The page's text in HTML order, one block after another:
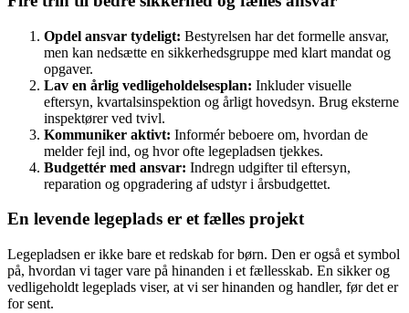
Opdel ansvar tydeligt: Bestyrelsen har det formelle ansvar,
men kan nedsætte en sikkerhedsgruppe med klart mandat og
opgaver.
Lav en årlig vedligeholdelsesplan: Inkluder visuelle
eftersyn, kvartalsinspektion og årligt hovedsyn. Brug eksterne
inspektører ved tvivl.
Kommuniker aktivt: Informér beboere om, hvordan de
melder fejl ind, og hvor ofte legepladsen tjekkes.
Budgettér med ansvar: Indregn udgifter til eftersyn,
reparation og opgradering af udstyr i årsbudgettet.
En levende legeplads er et fælles projekt
Legepladsen er ikke bare et redskab for børn. Den er også et symbol
på, hvordan vi tager vare på hinanden i et fællesskab. En sikker og
vedligeholdt legeplads viser, at vi ser hinanden og handler, før det er
for sent.